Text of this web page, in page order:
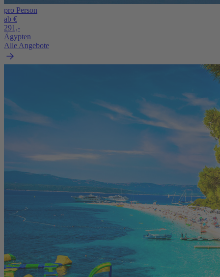
pro Person
ab €
291,-
Ägypten
Alle Angebote